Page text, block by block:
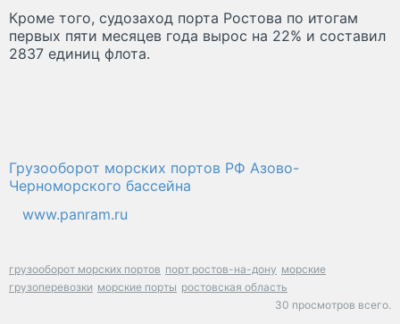
Кроме того, судозаход порта Ростова по итогам
первых пяти месяцев года вырос на 22% и составил
2837 единиц флота.
Грузооборот морских портов РФ Азово-
Черноморского бассейна
www.panram.ru
грузооборот морских портов порт ростов-на-дону морские
грузоперевозки морские порты ростовская область
30 просмотров всего.